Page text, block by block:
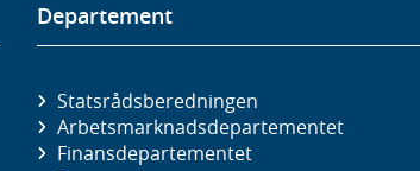
Departement
Statsrådsberedningen
Arbetsmarknads­departementet
Finans­departementet